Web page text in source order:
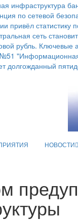
инфраструктура
по сетевой
привёл статистику
сеть
рубль. Ключевые
долгожданный
НОВОСТИ